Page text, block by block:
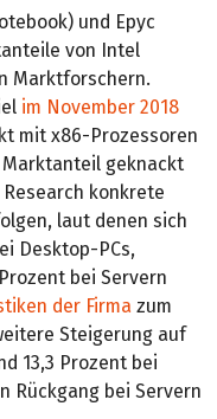
und Epyc
von Intel
Marktforschern.
im November 2018
mit x86-Prozessoren
geknackt
konkrete
laut denen sich
Desktop-PCs,
bei Servern
der Firma zum
Steigerung auf
13,3 Prozent bei
Rückgang bei Servern